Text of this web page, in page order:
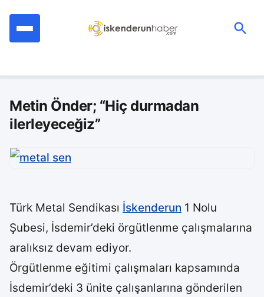
Metin Önder; “Hiç durmadan
ilerleyeceğiz”
Türk Metal Sendikası İskenderun 1 Nolu
Şubesi, İsdemir’deki örgütlenme çalışmalarına
aralıksız devam ediyor.
Örgütlenme eğitimi çalışmaları kapsamında
İsdemir’deki 3 ünite çalışanlarına gönderilen